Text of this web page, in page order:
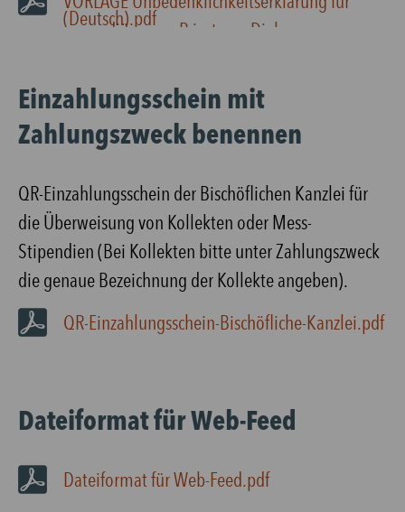
(Deutsch).pdf
ausserdiözesane Priester u. Diakone
Einzahlungsschein mit
Zahlungszweck benennen
QR-Einzahlungsschein der Bischöflichen Kanzlei für
die Überweisung von Kollekten oder Mess-
Stipendien (Bei Kollekten bitte unter Zahlungszweck
die genaue Bezeichnung der Kollekte angeben).
QR-Einzahlungsschein-Bischöfliche-Kanzlei.pdf
Dateiformat für Web-Feed
Dateiformat für Web-Feed.pdf